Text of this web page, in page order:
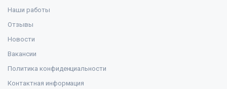
Наши работы
Отзывы
Новости
Вакансии
Политика конфиденциальности
Контактная информация